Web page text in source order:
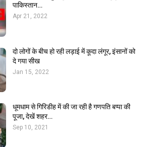
पाकिस्तान…
Apr 21, 2022
दो लोगों के बीच हो रही लड़ाई में कूदा लंगूर, इंसानों को
दे गया सीख
Jan 15, 2022
धूमधाम से गिरिडीह में की जा रही है गणपति बप्पा की
पूजा, देखें शहर…
Sep 10, 2021